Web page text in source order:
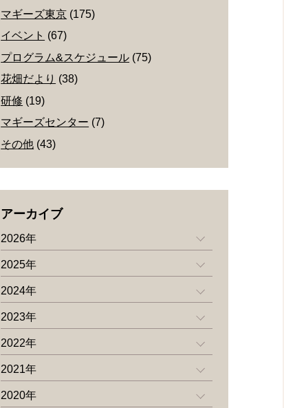
マギーズ東京 (175)
イベント (67)
プログラム&スケジュール (75)
花畑だより (38)
研修 (19)
マギーズセンター (7)
その他 (43)
アーカイブ
2026年
2025年
2024年
2023年
2022年
2021年
2020年